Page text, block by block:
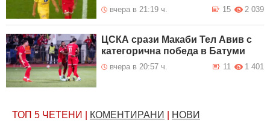
вчера в 21:19 ч. 2 039
15
ЦСКА срази Макаби Тел Авив с
категорична победа в Батуми
вчера в 20:57 ч. 1 401
11
ТОП 5 ЧЕТЕНИ КОМЕНТИРАНИ НОВИ